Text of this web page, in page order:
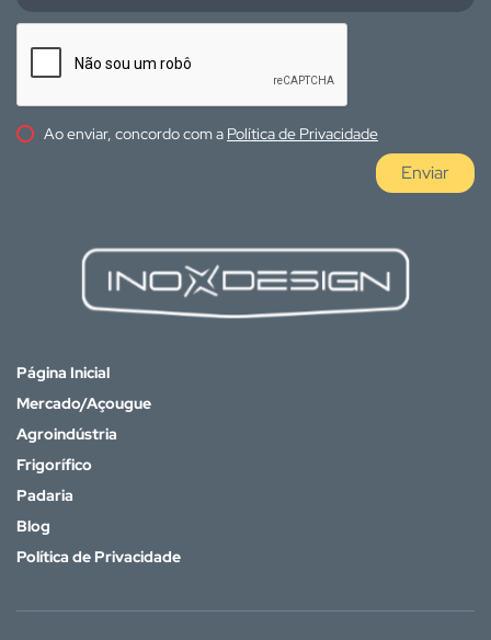
Ao enviar, concordo com a Política de Privacidade
Enviar
Página Inicial
Mercado/Açougue
Agroindústria
Frigorífico
Padaria
Blog
Política de Privacidade